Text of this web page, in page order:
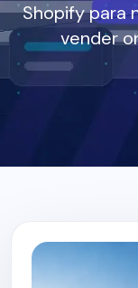
Shopify para
vender